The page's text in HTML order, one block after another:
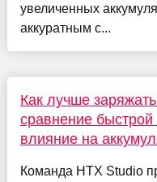
увеличенных
аккуратным с...
Как лучше
сравнение
влияние на
Команда HTX Studio